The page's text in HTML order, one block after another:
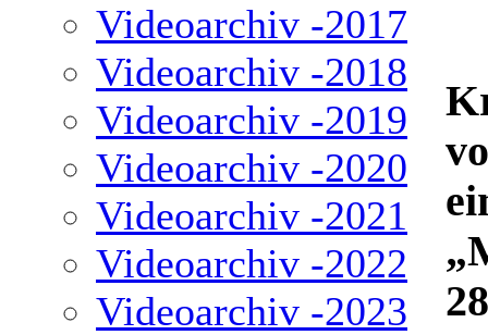
Videoarchiv -2017
Videoarchiv -2018
Videoarchiv -2019
Videoarchiv -2020
Videoarchiv -2021
Videoarchiv -2022
Videoarchiv -2023